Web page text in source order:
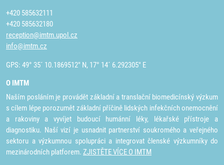
+420 585632111
+420 585632180
reception@imtm.upol.cz
info@imtm.cz
GPS: 49° 35´ 10.1869512" N, 17° 14´ 6.292305" E
O IMTM
Naším posláním je provádět základní a translační biomedicínský výzkum
s cílem lépe porozumět základní příčině lidských infekčních onemocnění
a rakoviny a vyvíjet budoucí humánní léky, lékařské přístroje a
diagnostiku. Naší vizí je usnadnit partnerství soukromého a veřejného
sektoru a výzkumnou spolupráci a integrovat členské výzkumníky do
mezinárodních platforem. ZJISTĚTE VÍCE O IMTM